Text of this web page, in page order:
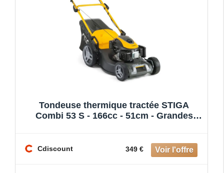
Tondeuse thermique tractée STIGA
Combi 53 S - 166cc - 51cm - Grandes
Cdiscount 349 €